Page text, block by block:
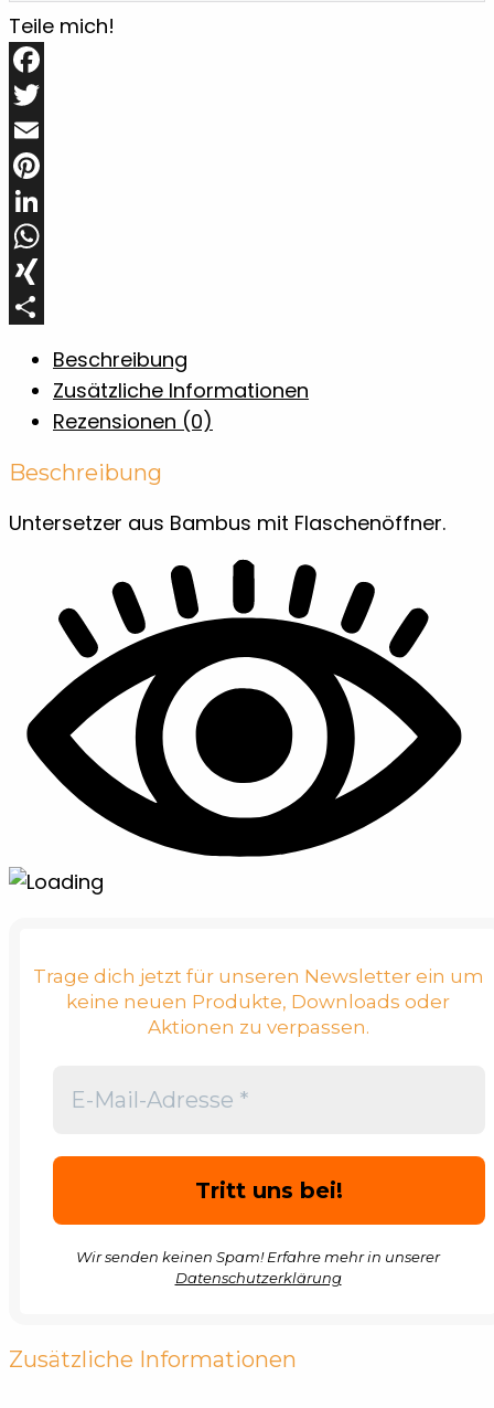
Teile mich!
Facebook
Twitter
Email
Pinterest
LinkedIn
WhatsApp
XING
Beschreibung
Zusätzliche Informationen
Rezensionen (0)
Beschreibung
Untersetzer aus Bambus mit Flaschenöffner.
Trage dich jetzt für unseren Newsletter ein um
keine neuen Produkte, Downloads oder
Aktionen zu verpassen.
Wir senden keinen Spam! Erfahre mehr in unserer
Datenschutzerklärung
Zusätzliche Informationen